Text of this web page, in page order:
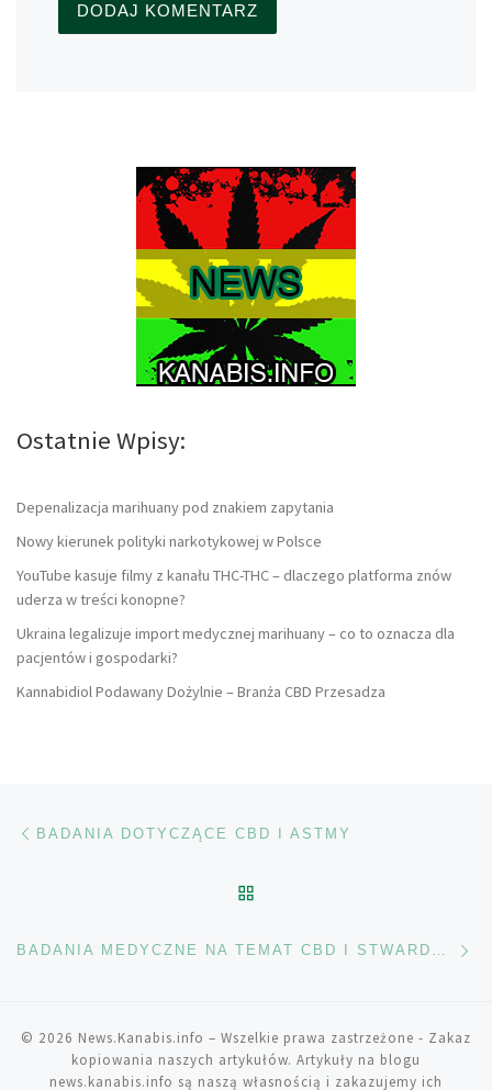
Ostatnie Wpisy:
Depenalizacja marihuany pod znakiem zapytania
Nowy kierunek polityki narkotykowej w Polsce
YouTube kasuje filmy z kanału THC-THC – dlaczego platforma znów
uderza w treści konopne?
Ukraina legalizuje import medycznej marihuany – co to oznacza dla
pacjentów i gospodarki?
Kannabidiol Podawany Dożylnie – Branża CBD Przesadza
Nawigacja wpisu
BADANIA DOTYCZĄCE CBD I ASTMY
BADANIA MEDYCZNE NA TEMAT CBD I STWARDNIENIA ROZSIANEGO
© 2026 News.Kanabis.info – Wszelkie prawa zastrzeżone - Zakaz
kopiowania naszych artykułów. Artykuły na blogu
news.kanabis.info są naszą własnością i zakazujemy ich